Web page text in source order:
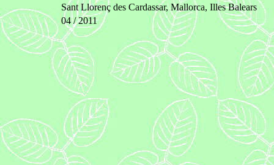
Sant Llorenç des Cardassar, Mallorca, Illes Balears
04 / 2011